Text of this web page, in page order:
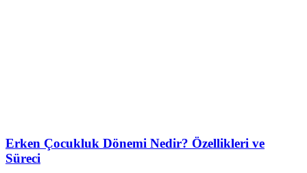
Erken Çocukluk Dönemi Nedir? Özellikleri ve
Süreci